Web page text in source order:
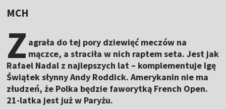
MCH
Z agrała do tej pory dziewięć meczów na
mączce, a straciła w nich raptem seta. Jest jak
Rafael Nadal z najlepszych lat – komplementuje Igę
Świątek słynny Andy Roddick. Amerykanin nie ma
złudzeń, że Polka będzie faworytką French Open.
21-latka jest już w Paryżu.